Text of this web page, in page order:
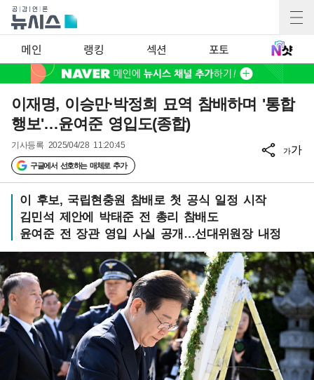
메인 랭킹 섹션 포토
이재명, 이승만·박정희 묘역 참배하며 '통합
행보'…윤여준 영입도(종합)
기사등록 2025/04/28 11:20:45
구글에서 선호하는 매체로 추가
가가
이 후보, 국립현충원 참배로 첫 공식 일정 시작
김민석 제안에 박태준 전 총리 참배도
윤여준 전 장관 영입 사실 공개…선대위원장 내정